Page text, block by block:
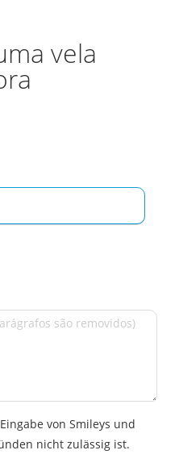
vela
von Smileys und
nicht zulässig ist.